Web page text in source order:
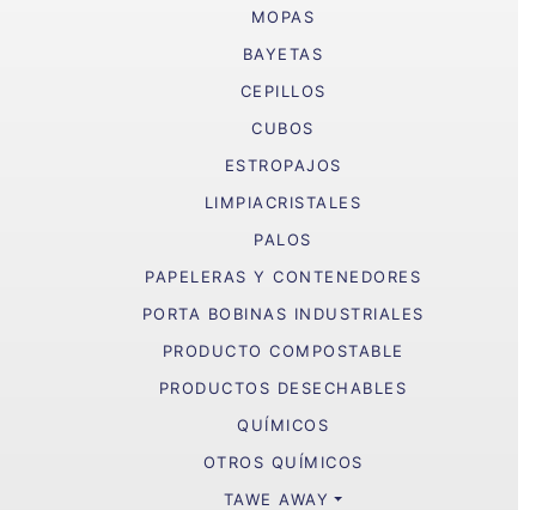
MOPAS
BAYETAS
CEPILLOS
CUBOS
ESTROPAJOS
LIMPIACRISTALES
PALOS
PAPELERAS Y CONTENEDORES
PORTA BOBINAS INDUSTRIALES
PRODUCTO COMPOSTABLE
PRODUCTOS DESECHABLES
QUÍMICOS
OTROS QUÍMICOS
TAWE AWAY